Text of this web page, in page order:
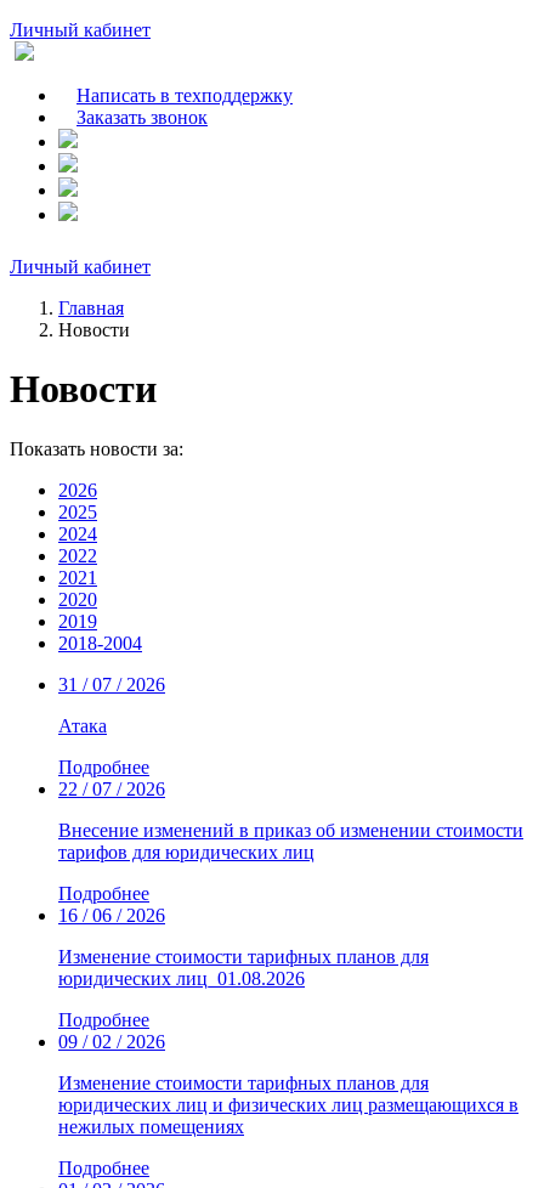
Личный кабинет
Написать в техподдержку
Заказать звонок
Личный кабинет
Главная
Новости
Новости
Показать новости за:
2026
2025
2024
2022
2021
2020
2019
2018-2004
31 / 07 / 2026
Атака
Подробнее
22 / 07 / 2026
Внесение изменений в приказ об изменении стоимости
тарифов для юридических лиц
Подробнее
16 / 06 / 2026
Изменение стоимости тарифных планов для
юридических лиц_01.08.2026
Подробнее
09 / 02 / 2026
Изменение стоимости тарифных планов для
юридических лиц и физических лиц размещающихся в
нежилых помещениях
Подробнее